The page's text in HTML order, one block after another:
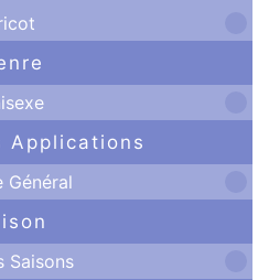
Applications
Général
Saisons